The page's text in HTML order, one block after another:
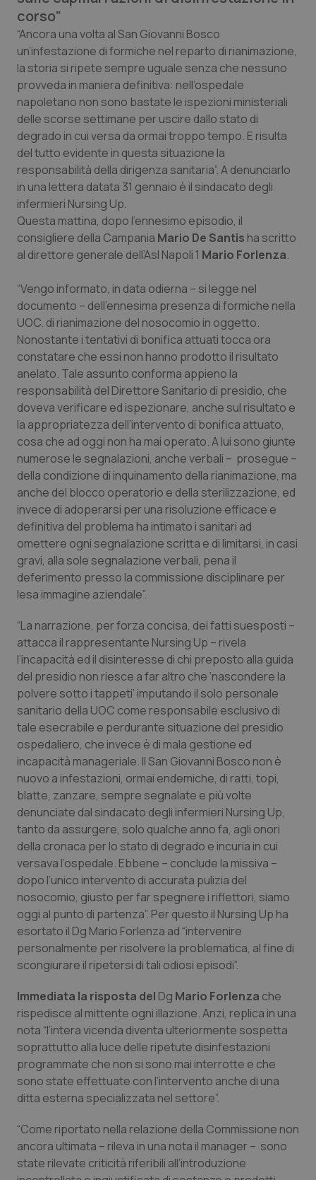
Friuli Venezia Giulia
Lazio
Liguria
Lombardia
Marche
Molise
Piemonte
Provincia Autonoma di Bolzano
Provincia Autonoma di Trento
Puglia
Sardegna
Sicilia
Toscana
Umbria
Valle D’Aosta
Veneto
Dermatite Atopica
Diabete & glucometri
Disturbi dell’umore
Dolore
Donna & Salute
Epatiti
HIV
Infezioni & Febbre
Ipertensione & Scompenso
Malattie rare
Malattia di Crohn & Rettocolite Ulcerosa
Neuroscienze & patologie neurodegenerative
Obesità
Oftalmologia
Oncodermatologia
Oncoematologia
Oncologia & Nutrizione
Psoriasi & pelle
Quotidiano Cardiologia
Quotidiano Chirurgia
Quotidiano Oncologia
Quotidiano Pediatria
Rene & patologie urogenitali
Salute orale & impianti
Sangue & coagulazione
Tiroide
Tumore al seno
Tumore ovarico
Tumori del Polmone & Testa Collo
Tumori gastrointestinali
Ulcera & Reflusso
Vaccini
corso”
“Ancora una volta al San Giovanni Bosco
un’infestazione di formiche nel reparto di rianimazione,
la storia si ripete sempre uguale senza che nessuno
provveda in maniera definitiva: nell’ospedale
napoletano non sono bastate le ispezioni ministeriali
delle scorse settimane per uscire dallo stato di
degrado in cui versa da ormai troppo tempo. E risulta
del tutto evidente in questa situazione la
responsabilità della dirigenza sanitaria”. A denunciarlo
in una lettera datata 31 gennaio è il sindacato degli
infermieri Nursing Up.
Questa mattina, dopo l’ennesimo episodio, il
consigliere della Campania Mario De Santis ha scritto
al direttore generale dell’Asl Napoli 1 Mario Forlenza.
“Vengo informato, in data odierna – si legge nel
documento – dell’ennesima presenza di formiche nella
UOC. di rianimazione del nosocomio in oggetto.
Nonostante i tentativi di bonifica attuati tocca ora
constatare che essi non hanno prodotto il risultato
anelato. Tale assunto conforma appieno la
responsabilità del Direttore Sanitario di presidio, che
doveva verificare ed ispezionare, anche sul risultato e
la appropriatezza dell’intervento di bonifica attuato,
cosa che ad oggi non ha mai operato. A lui sono giunte
numerose le segnalazioni, anche verbali – prosegue –
della condizione di inquinamento della rianimazione, ma
anche del blocco operatorio e della sterilizzazione, ed
invece di adoperarsi per una risoluzione efficace e
definitiva del problema ha intimato i sanitari ad
omettere ogni segnalazione scritta e di limitarsi, in casi
gravi, alla sole segnalazione verbali, pena il
deferimento presso la commissione disciplinare per
lesa immagine aziendale”.
“La narrazione, per forza concisa, dei fatti suesposti –
attacca il rappresentante Nursing Up – rivela
l’incapacità ed il disinteresse di chi preposto alla guida
del presidio non riesce a far altro che ‘nascondere la
polvere sotto i tappeti’ imputando il solo personale
sanitario della UOC come responsabile esclusivo di
tale esecrabile e perdurante situazione del presidio
ospedaliero, che invece è di mala gestione ed
incapacità manageriale. Il San Giovanni Bosco non è
nuovo a infestazioni, ormai endemiche, di ratti, topi,
blatte, zanzare, sempre segnalate e più volte
denunciate dal sindacato degli infermieri Nursing Up,
tanto da assurgere, solo qualche anno fa, agli onori
della cronaca per lo stato di degrado e incuria in cui
versava l’ospedale. Ebbene – conclude la missiva –
dopo l’unico intervento di accurata pulizia del
nosocomio, giusto per far spegnere i riflettori, siamo
oggi al punto di partenza”. Per questo il Nursing Up ha
esortato il Dg Mario Forlenza ad “intervenire
personalmente per risolvere la problematica, al fine di
scongiurare il ripetersi di tali odiosi episodi”.
Immediata la risposta del Dg Mario Forlenza che
rispedisce al mittente ogni illazione. Anzi, replica in una
nota “l’intera vicenda diventa ulteriormente sospetta
soprattutto alla luce delle ripetute disinfestazioni
programmate che non si sono mai interrotte e che
sono state effettuate con l’intervento anche di una
ditta esterna specializzata nel settore”.
“Come riportato nella relazione della Commissione non
ancora ultimata – rileva in una nota il manager – sono
state rilevate criticità riferibili all’introduzione